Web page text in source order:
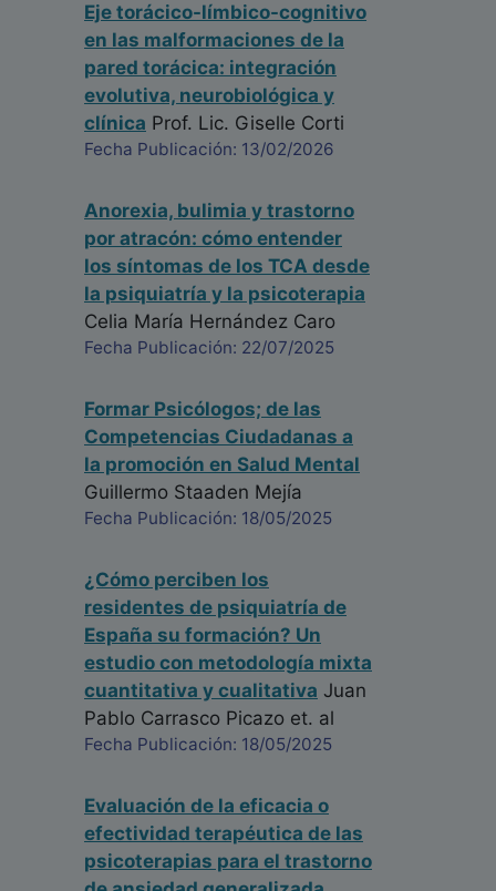
Eje torácico-límbico-cognitivo
en las malformaciones de la
pared torácica: integración
evolutiva, neurobiológica y
clínica Prof. Lic. Giselle Corti
Fecha Publicación: 13/02/2026
Anorexia, bulimia y trastorno
por atracón: cómo entender
los síntomas de los TCA desde
la psiquiatría y la psicoterapia
Celia María Hernández Caro
Fecha Publicación: 22/07/2025
Formar Psicólogos; de las
Competencias Ciudadanas a
la promoción en Salud Mental
Guillermo Staaden Mejía
Fecha Publicación: 18/05/2025
¿Cómo perciben los
residentes de psiquiatría de
España su formación? Un
estudio con metodología mixta
cuantitativa y cualitativa Juan
Pablo Carrasco Picazo et. al
Fecha Publicación: 18/05/2025
Evaluación de la eficacia o
efectividad terapéutica de las
psicoterapias para el trastorno